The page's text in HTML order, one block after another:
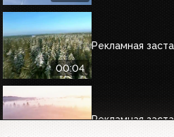
00:04
Рекламная
Рекламная